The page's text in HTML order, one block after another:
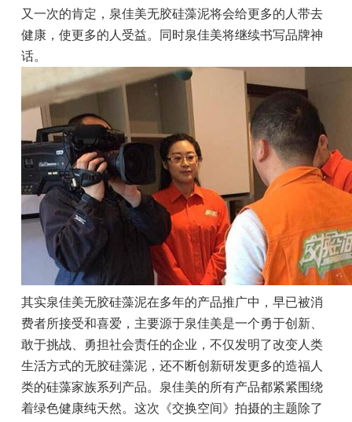
又一次的肯定，泉佳美无胶硅藻泥将会给更多的人带去
健康，使更多的人受益。同时泉佳美将继续书写品牌神
话。
其实泉佳美无胶硅藻泥在多年的产品推广中，早已被消
费者所接受和喜爱，主要源于泉佳美是一个勇于创新、
敢于挑战、勇担社会责任的企业，不仅发明了改变人类
生活方式的无胶硅藻泥，还不断创新研发更多的造福人
类的硅藻家族系列产品。泉佳美的所有产品都紧紧围绕
着绿色健康纯天然。这次《交换空间》拍摄的主题除了